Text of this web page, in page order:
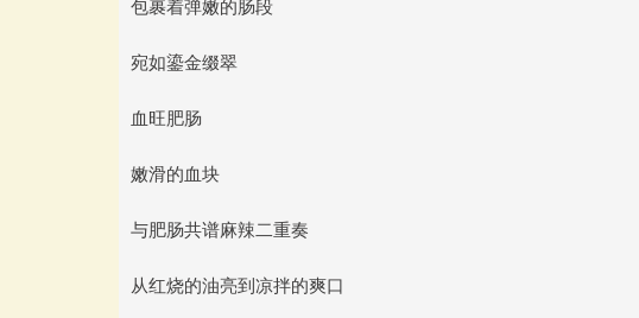
包裹着弹嫩的肠段
宛如鎏金缀翠
血旺肥肠
嫩滑的血块
与肥肠共谱麻辣二重奏
从红烧的油亮到凉拌的爽口